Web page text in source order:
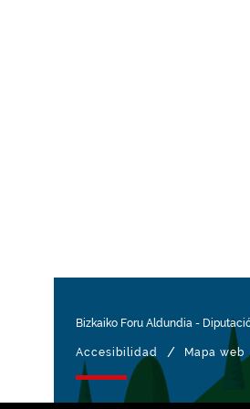
Bizkaiko Foru Aldundia -
Accesibilidad / Mapa web